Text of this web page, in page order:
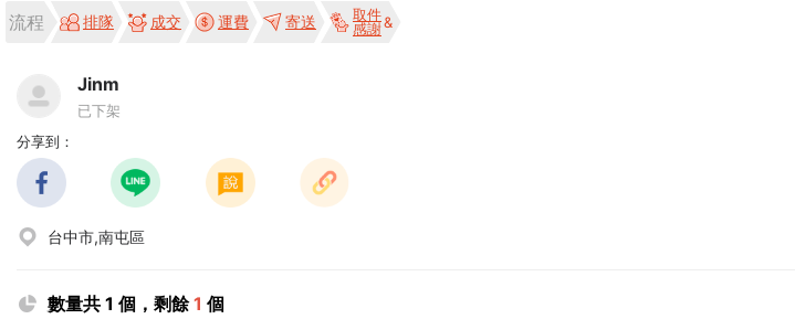
流程 排隊 成交 運費 寄送
取件
感謝
Jinm
已下架
分享到：
台中市,南屯區
數量共 1 個，剩餘1 個